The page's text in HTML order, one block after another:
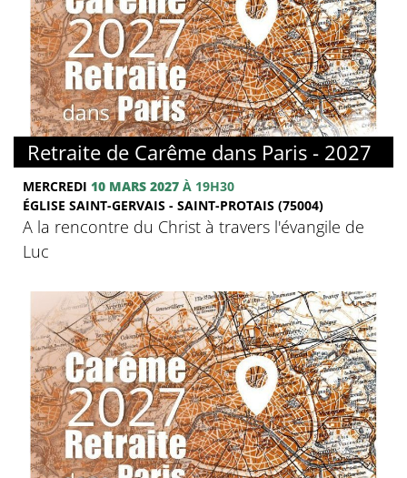
© FMJ
Retraite de Carême dans Paris - 2027
MERCREDI 10 MARS 2027 À 19H30
ÉGLISE SAINT-GERVAIS - SAINT-PROTAIS (75004)
A la rencontre du Christ à travers l'évangile de
Luc